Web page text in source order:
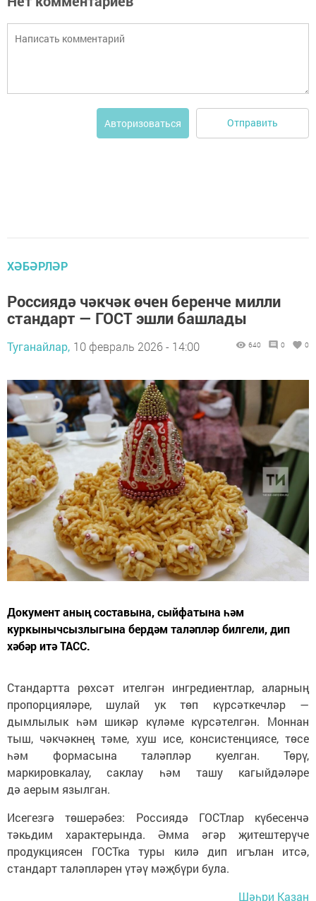
Авторизоваться Отправить
ХӘБӘРЛӘР
Россиядә чәкчәк өчен беренче милли
стандарт — ГОСТ эшли башлады
Туганайлар, 10 февраль 2026 - 14:00 640 0 0
Документ аның составына, сыйфатына һәм
куркынычсызлыгына бердәм таләпләр билгели, дип
хәбәр итә ТАСС.
Стандартта рөхсәт ителгән ингредиентлар, аларның
пропорцияләре, шулай ук төп күрсәткечләр —
дымлылык һәм шикәр күләме күрсәтелгән. Моннан
тыш, чәкчәкнең тәме, хуш исе, консистенциясе, төсе
һәм формасына таләпләр куелган. Төрү,
маркировкалау, саклау һәм ташу кагыйдәләре
дә аерым язылган.
Исегезгә төшерәбез: Россиядә ГОСТлар күбесенчә
тәкьдим характерында. Әмма әгәр җитештерүче
продукциясен ГОСТка туры килә дип игълан итсә,
стандарт таләпләрен үтәү мәҗбүри була.
Шәһри Казан